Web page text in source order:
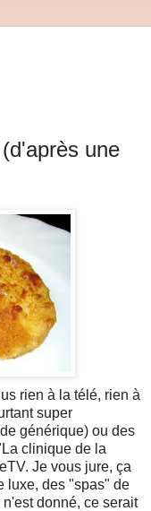
une
rien à la télé, rien à
super
générique) ou des
clinique de la
Je vous jure, ça
luxe, des "spas" de
donné, ce serait